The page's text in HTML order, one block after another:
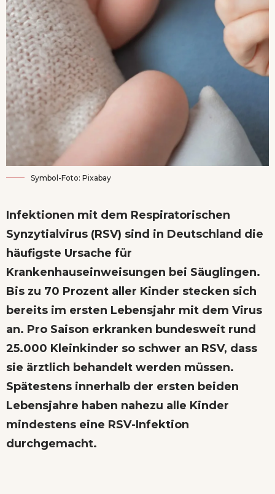
Symbol-Foto: Pixabay
Infektionen mit dem Respiratorischen
Synzytialvirus (RSV) sind in Deutschland die
häufigste Ursache für
Krankenhauseinweisungen bei Säuglingen.
Bis zu 70 Prozent aller Kinder stecken sich
bereits im ersten Lebensjahr mit dem Virus
an. Pro Saison erkranken bundesweit rund
25.000 Kleinkinder so schwer an RSV, dass
sie ärztlich behandelt werden müssen.
Spätestens innerhalb der ersten beiden
Lebensjahre haben nahezu alle Kinder
mindestens eine RSV-Infektion
durchgemacht.